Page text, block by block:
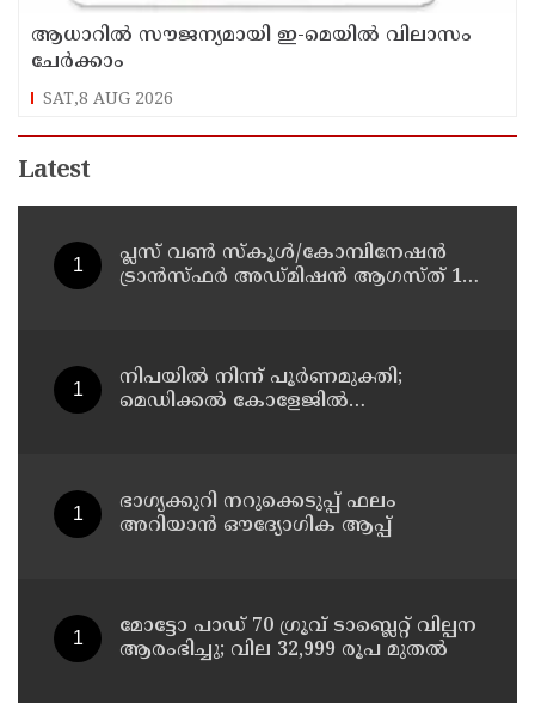
ആധാറിൽ സൗജന്യമായി ഇ-മെയിൽ വിലാസം
ചേർക്കാം
SAT,8 AUG 2026
Latest
പ്ലസ് വൺ സ്‌കൂൾ/കോമ്പിനേഷൻ
ട്രാൻസ്ഫർ അഡ്മിഷൻ ആഗസ്ത് 10,
നിപയിൽ നിന്ന് പൂർണമുക്തി;
മെഡിക്കൽ കോളേജിൽ
ഭാഗ്യക്കുറി നറുക്കെടുപ്പ് ഫലം
അറിയാൻ ഔദ്യോഗിക ആപ്പ്
മോട്ടോ പാഡ് 70 ഗ്രൂവ് ടാബ്ലെറ്റ് വില്പന
ആരംഭിച്ചു; വില 32,999 രൂപ മുതൽ